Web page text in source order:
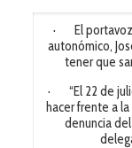
· El portavoz
autonómico,
tener que
· “El 22 de
hacer frente a
denuncia